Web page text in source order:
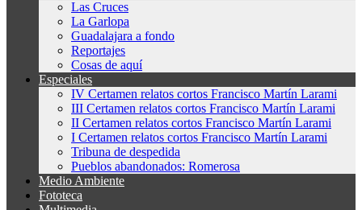
Las Cruces
La Garlopa
Guadalajara a fondo
Reportajes
Cosas de aquí
Especiales
IV Certamen relatos cortos Francisco Martín Larami
III Certamen relatos cortos Francisco Martín Larami
II Certamen relatos cortos Francisco Martín Larami
I Certamen relatos cortos Francisco Martín Larami
Tribuna de despedida
Pueblos abandonados: Romerosa
Medio Ambiente
Fototeca